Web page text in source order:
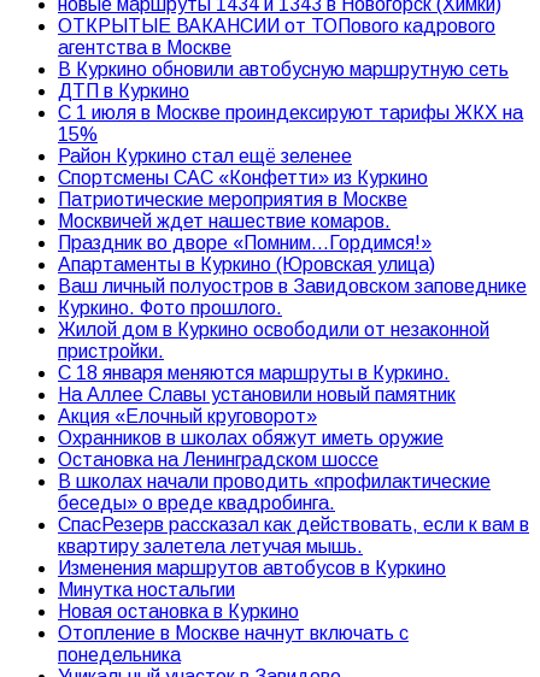
ОТКРЫТЫЕ ВАКАНСИИ от ТОПового кадрового
агентства в Москве
В Куркино обновили автобусную маршрутную сеть
ДТП в Куркино
С 1 июля в Москве проиндексируют тарифы ЖКХ на
15%
Район Куркино стал ещё зеленее
Спортсмены САС «Конфетти» из Куркино
Патриотические мероприятия в Москве
Москвичей ждет нашествие комаров.
Праздник во дворе «Помним…Гордимся!»
Апартаменты в Куркино (Юровская улица)
Ваш личный полуостров в Завидовском заповеднике
Куркино. Фото прошлого.
Жилой дом в Куркино освободили от незаконной
пристройки.
С 18 января меняются маршруты в Куркино.
На Аллее Славы установили новый памятник
Акция «Елочный круговорот»
Охранников в школах обяжут иметь оружие
Остановка на Ленинградском шоссе
В школах начали проводить «профилактические
беседы» о вреде квадробинга.
СпасРезерв рассказал как действовать, если к вам в
квартиру залетела летучая мышь.
Изменения маршрутов автобусов в Куркино
Минутка ностальгии
Новая остановка в Куркино
Отопление в Москве начнут включать с
понедельника